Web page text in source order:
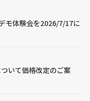
体験会を2026/7/17に
いて価格改定のご案